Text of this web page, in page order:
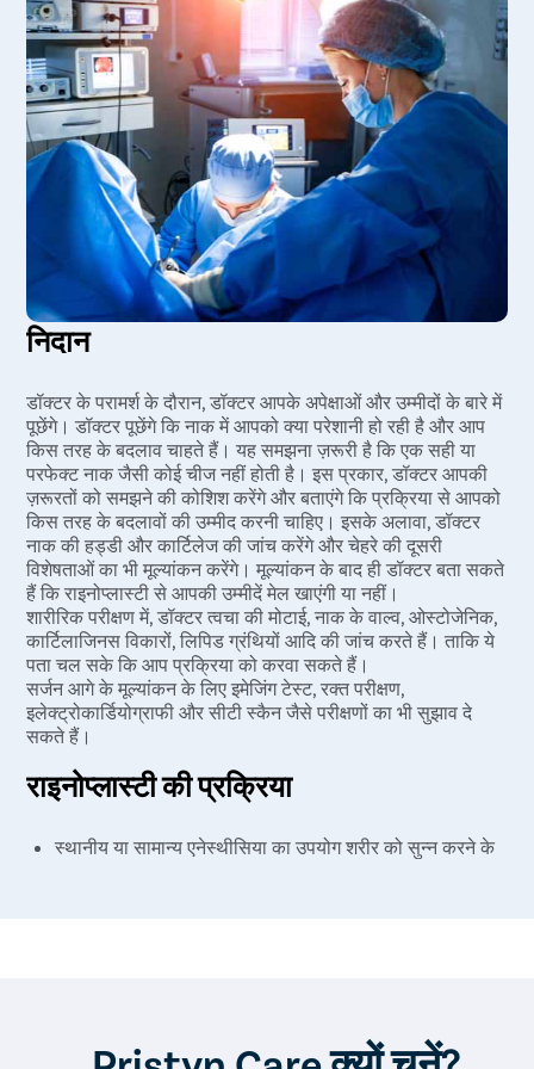
निदान
डॉक्टर के परामर्श के दौरान, डॉक्टर आपके अपेक्षाओं और उम्मीदों के बारे में
पूछेंगे। डॉक्टर पूछेंगे कि नाक में आपको क्या परेशानी हो रही है और आप
किस तरह के बदलाव चाहते हैं। यह समझना ज़रूरी है कि एक सही या
परफेक्ट नाक जैसी कोई चीज नहीं होती है। इस प्रकार, डॉक्टर आपकी
ज़रूरतों को समझने की कोशिश करेंगे और बताएंगे कि प्रक्रिया से आपको
किस तरह के बदलावों की उम्मीद करनी चाहिए। इसके अलावा, डॉक्टर
नाक की हड्डी और कार्टिलेज की जांच करेंगे और चेहरे की दूसरी
विशेषताओं का भी मूल्यांकन करेंगे। मूल्यांकन के बाद ही डॉक्टर बता सकते
हैं कि राइनोप्लास्टी से आपकी उम्मीदें मेल खाएंगी या नहीं।
शारीरिक परीक्षण में, डॉक्टर त्वचा की मोटाई, नाक के वाल्व, ओस्टोजेनिक,
कार्टिलाजिनस विकारों, लिपिड ग्रंथियों आदि की जांच करते हैं। ताकि ये
पता चल सके कि आप प्रक्रिया को करवा सकते हैं।
सर्जन आगे के मूल्यांकन के लिए इमेजिंग टेस्ट, रक्त परीक्षण,
इलेक्ट्रोकार्डियोग्राफी और सीटी स्कैन जैसे परीक्षणों का भी सुझाव दे
सकते हैं।
राइनोप्लास्टी की प्रक्रिया
स्थानीय या सामान्य एनेस्थीसिया का उपयोग शरीर को सुन्न करने के
सर्जन को आपकी नाक का आकर को बदलने या ठीक करने में नाक के
अंदर तक पहुंचने में मदद मिलती है।